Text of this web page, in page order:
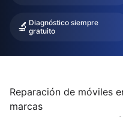
🔬 Diagnóstico siempre
gratuito
Reparación de móviles
marcas